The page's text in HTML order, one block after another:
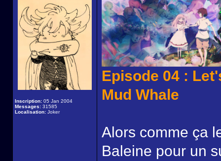
Inscription: 05 Jan 2004
Messages: 31585
Localisation: Joker
Episode 04 :
Mud Whale
Alors comme ça
Baleine pour un